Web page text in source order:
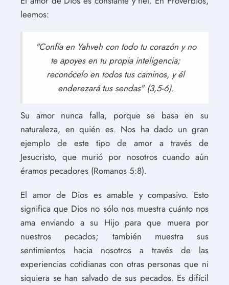
leemos:
"Confía en Yahveh con todo tu corazón y no
te apoyes en tu propia inteligencia;
reconócelo en todos tus caminos, y él
enderezará tus sendas" (3,5-6).
Su amor nunca falla, porque se basa en su
naturaleza, en quién es. Nos ha dado un gran
ejemplo de este tipo de amor a través de
Jesucristo, que murió por nosotros cuando aún
éramos pecadores (Romanos 5:8).
El amor de Dios es amable y compasivo. Esto
significa que Dios no sólo nos muestra cuánto nos
ama enviando a su Hijo para que muera por
nuestros pecados; también muestra sus
sentimientos hacia nosotros a través de las
experiencias cotidianas con otras personas que ni
siquiera se han salvado de sus pecados. Es difícil